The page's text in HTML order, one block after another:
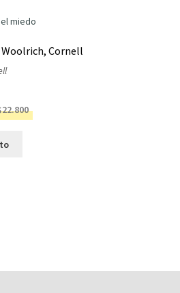
Cornell
22.800